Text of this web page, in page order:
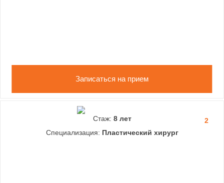
Записаться на прием
2
Стаж: 8 лет
Специализация: Пластический хирург